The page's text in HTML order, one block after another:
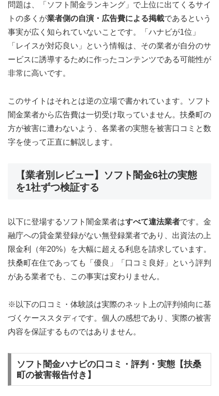
問題は、「ソフト闇金ランキング」で上位に出てくるサイ
トの多くが業者側の自演・広告費による掲載であるという
事実が広く知られていないことです。「ハナビが1位」
「レイスが対応良い」という情報は、その業者が自分のサ
ービスに誘導するために作ったコンテンツである可能性が
非常に高いです。
このサイトはそれとは逆の立場で書かれています。ソフト
闇金業者から広告費は一切受け取っていません。扶桑町の
方が被害に遭わないよう、各業者の実態を被害口コミと数
字を使って正直に解説します。
【業者別レビュー】ソフト闇金6社の実態
を1社ずつ検証する
以下に登場するソフト闇金業者はすべて違法業者です。金
融庁への貸金業登録がない無登録業者であり、出資法の上
限金利（年20%）を大幅に超える利息を請求しています。
扶桑町在住であっても「優良」「口コミ良好」という評判
がある業者でも、この事実は変わりません。
※以下の口コミ・体験談は実際のネット上の評判傾向に基
づくケーススタディです。個人の感想であり、実際の被害
内容を保証するものではありません。
ソフト闇金ハナビの口コミ・評判・実態【扶桑
町の被害報告付き】